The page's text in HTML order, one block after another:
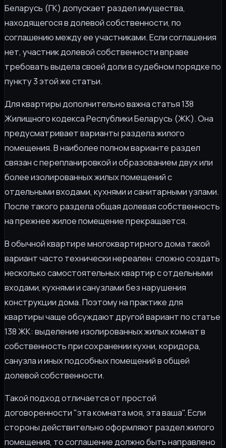
Беларусь (ГК) допускает раздел имущества,
находящегося в долевой собственности, по
соглашению между ее участниками. Если соглашения
нет, участник долевой собственности вправе
требовать выдела своей доли в судебном порядке по
пункту 3 этой же статьи.
Для квартиры дополнительно важна статья 138
Жилищного кодекса Республики Беларусь (ЖК). Она
предусматривает варианты раздела жилого
помещения. В наиболее полном варианте раздел
связан с перепланировкой и образованием двух или
более изолированных жилых помещений с
отдельными входами, кухнями и санитарными узлами.
После такого раздела общая долевая собственность
на прежнее жилое помещение прекращается.
В обычной квартире многоквартирного дома такой
вариант часто технически нереален: сложно создать
несколько самостоятельных квартир с отдельными
входами, кухнями и санузлами без нарушения
конструкции дома. Поэтому на практике для
квартиры чаще обсуждают другой вариант по статье
138 ЖК: выделение изолированных жилых комнат в
собственность при сохранении кухни, коридора,
санузла и иных подсобных помещений в общей
долевой собственности.
Такой подход отличается от простой
договоренности "эта комната моя, эта ваша". Если
стороны действительно оформляют раздел жилого
помещения, то соглашение должно быть направлено